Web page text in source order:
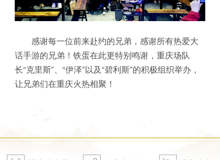
感谢每一位前来赴约的兄弟，感谢所有热爱大
话手游的兄弟！铁蛋在此更特别鸣谢，重庆场队
长“克里斯”、“伊泽”以及“碧利斯”的积极组织举办，
让兄弟们在重庆火热相聚！